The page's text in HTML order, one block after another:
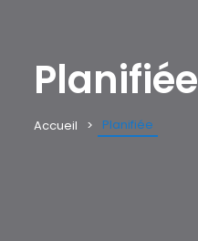
Planifiée
Accueil Planifiée